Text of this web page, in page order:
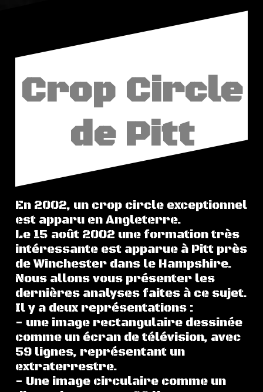
Crop Circle
de Pitt
En 2002, un crop circle exceptionnel
est apparu en Angleterre.
Le 15 août 2002 une formation très
intéressante est apparue à Pitt près
de Winchester dans le Hampshire.
Nous allons vous présenter les
dernières analyses faites à ce sujet.
Il y a deux représentations :
- une image rectangulaire dessinée
comme un écran de télévision, avec
59 lignes, représentant un
extraterrestre.
- Une image circulaire comme un